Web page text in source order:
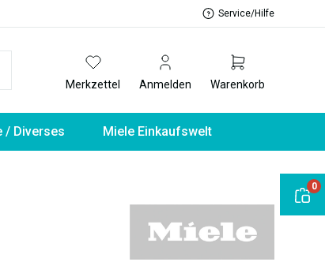
Service/Hilfe
Merkzettel Anmelden Warenkorb
/ Diverses Miele Einkaufswelt
0